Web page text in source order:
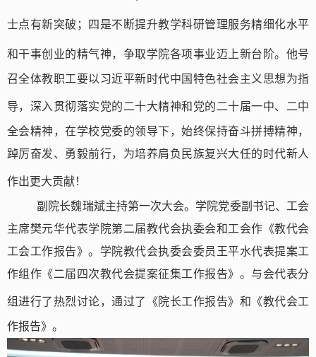
士点有新突破；四是不断提升教学科研管理服务精细化水平
和干事创业的精气神，争取学院各项事业迈上新台阶。他号
召全体教职工要以习近平新时代中国特色社会主义思想为指
导，深入贯彻落实党的二十大精神和 党的二十届一中、 二中
全会精神，在学校党委的领导下，始终保持奋斗拼搏精神，
踔厉奋发、勇毅前行，为培养肩负民族复兴大任的时代新人
作出更大贡献！
副院长魏瑞斌主持第一次大会。学院党委副书记、工会
主席樊元华代表学院第二届教代会执委会和工会作《教代会
工会工作报告》。学院教代会执委会委员王平水代表提案工
作组作《二届四次教代会提案征集工作报告》。与会代表分
组进行 了热烈讨论，通过了《院长工作报告》和《教代会工
作报告》。